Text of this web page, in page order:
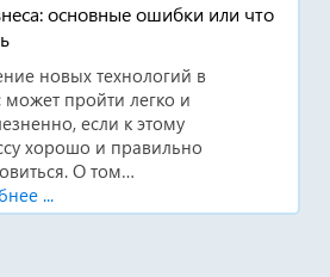
основные ошибки или что
новых технологий в
может пройти легко и
если к этому
хорошо и правильно
О том…
...